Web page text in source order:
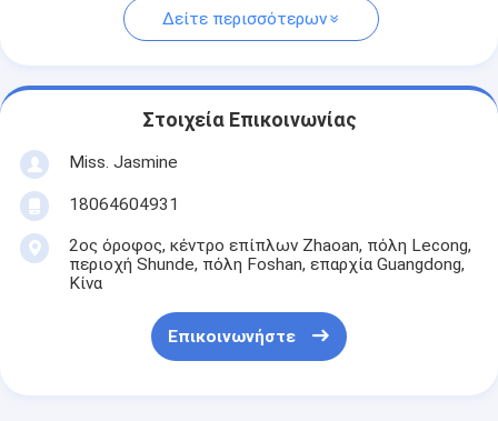
Δείτε περισσότερων
Στοιχεία Επικοινωνίας
Miss. Jasmine
18064604931
2ος όροφος, κέντρο επίπλων Zhaoan, πόλη Lecong,
περιοχή Shunde, πόλη Foshan, επαρχία Guangdong,
Κίνα
Επικοινωνήστε